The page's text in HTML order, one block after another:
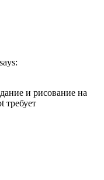
says:
и рисование на
требует